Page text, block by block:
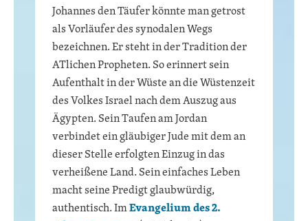
Johannes den Täufer könnte man getrost
als Vorläufer des synodalen Wegs
bezeichnen. Er steht in der Tradition der
ATlichen Propheten. So erinnert sein
Aufenthalt in der Wüste an die Wüstenzeit
des Volkes Israel nach dem Auszug aus
Ägypten. Sein Taufen am Jordan
verbindet ein gläubiger Jude mit dem an
dieser Stelle erfolgten Einzug in das
verheißene Land. Sein einfaches Leben
macht seine Predigt glaubwürdig,
authentisch. ImEvangelium des 2.